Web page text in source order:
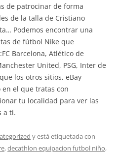
de patrocinar de forma
de la talla de Cristiano
Podemos encontrar una
de fútbol Nike que
Barcelona, Atlético de
United, PSG, Inter de
los otros sitios, eBay
el que tratas con
tu localidad para ver las
a ti.
y está etiquetada con
,decathlon equipacion futbol niño,